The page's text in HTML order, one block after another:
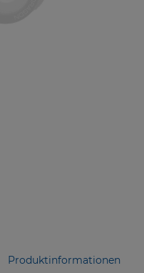
Produktinformationen